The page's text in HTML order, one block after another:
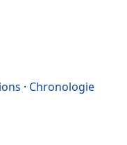
· Chronologie